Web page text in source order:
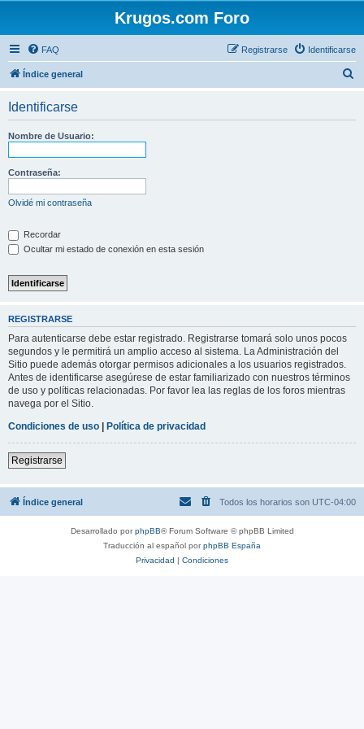
Krugos.com Foro
FAQ Identificarse
Registrarse
Índice general
Identificarse
Nombre de Usuario:
Contraseña:
Olvidé mi contraseña
Recordar
Ocultar mi estado de conexión en esta sesión
REGISTRARSE
Para autenticarse debe estar registrado. Registrarse tomará solo unos pocos
segundos y le permitirá un amplio acceso al sistema. La Administración del
Sitio puede además otorgar permisos adicionales a los usuarios registrados.
Antes de identificarse asegúrese de estar familiarizado con nuestros términos
de uso y políticas relacionadas. Por favor lea las reglas de los foros mientras
navega por el Sitio.
Condiciones de uso | Política de privacidad
Registrarse
Índice general Todos los horarios son UTC-04:00
Desarrollado porphpBB® Forum Software © phpBB Limited
Traducción al español porphpBB España
Privacidad | Condiciones